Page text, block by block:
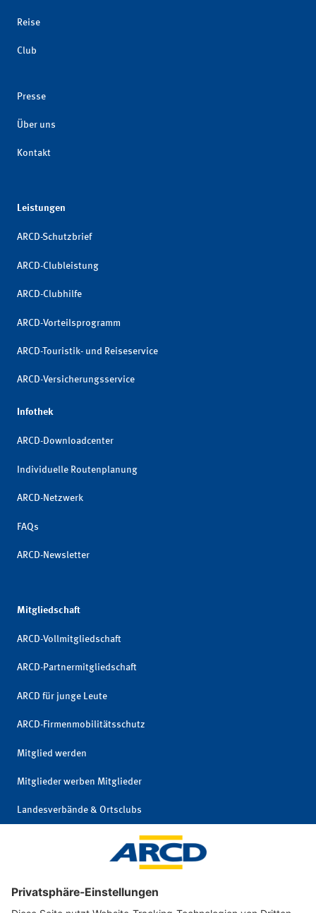
Reise
Club
Presse
Über uns
Kontakt
Leistungen
ARCD-Schutzbrief
ARCD-Clubleistung
ARCD-Clubhilfe
ARCD-Vorteilsprogramm
ARCD-Touristik- und Reiseservice
ARCD-Versicherungsservice
Infothek
ARCD-Downloadcenter
Individuelle Routenplanung
ARCD-Netzwerk
FAQs
ARCD-Newsletter
Mitgliedschaft
ARCD-Vollmitgliedschaft
ARCD-Partnermitgliedschaft
ARCD für junge Leute
ARCD-Firmenmobilitätsschutz
Mitglied werden
Mitglieder werben Mitglieder
Landesverbände & Ortsclubs